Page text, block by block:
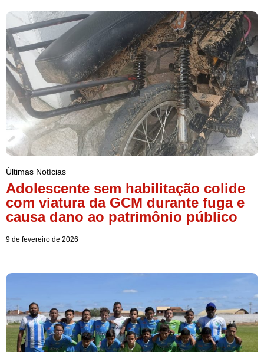
Últimas Notícias
Adolescente sem habilitação colide
com viatura da GCM durante fuga e
causa dano ao patrimônio público
9 de fevereiro de 2026